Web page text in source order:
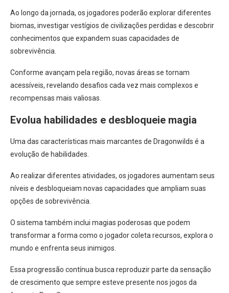
Ao longo da jornada, os jogadores poderão explorar diferentes
biomas, investigar vestígios de civilizações perdidas e descobrir
conhecimentos que expandem suas capacidades de
sobrevivência.
Conforme avançam pela região, novas áreas se tornam
acessíveis, revelando desafios cada vez mais complexos e
recompensas mais valiosas.
Evolua habilidades e desbloqueie magia
Uma das características mais marcantes de Dragonwilds é a
evolução de habilidades.
Ao realizar diferentes atividades, os jogadores aumentam seus
níveis e desbloqueiam novas capacidades que ampliam suas
opções de sobrevivência.
O sistema também inclui magias poderosas que podem
transformar a forma como o jogador coleta recursos, explora o
mundo e enfrenta seus inimigos.
Essa progressão contínua busca reproduzir parte da sensação
de crescimento que sempre esteve presente nos jogos da